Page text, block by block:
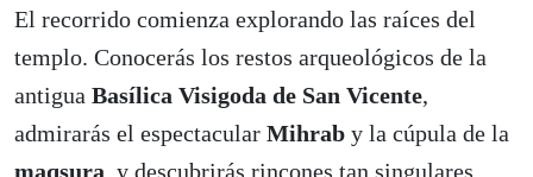
El recorrido comienza explorando las raíces del
templo. Conocerás los restos arqueológicos de la
antigua Basílica Visigoda de San Vicente,
admirarás el espectacular Mihrab y la cúpula de la
maqsura, y descubrirás rincones tan singulares